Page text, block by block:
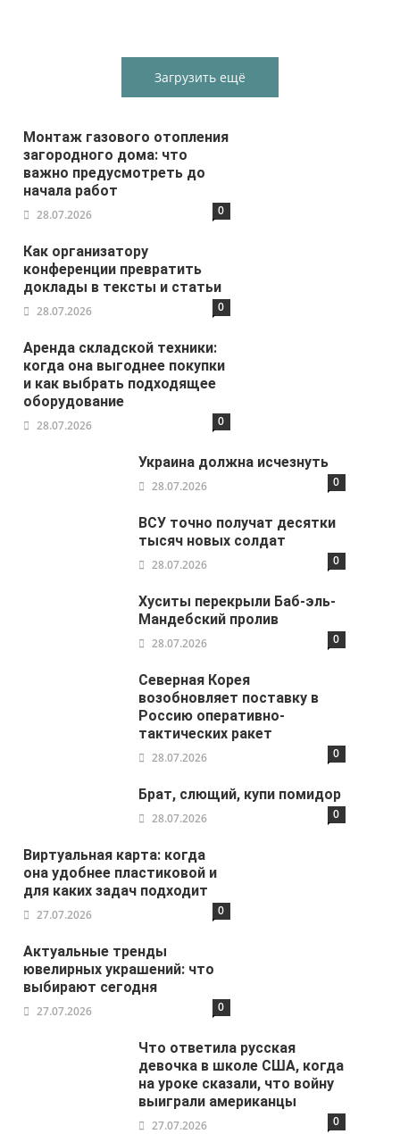
Загрузить ещё
Монтаж газового отопления
загородного дома: что
важно предусмотреть до
начала работ
28.07.2026 0
Как организатору
конференции превратить
доклады в тексты и статьи
28.07.2026 0
Аренда складской техники:
когда она выгоднее покупки
и как выбрать подходящее
оборудование
28.07.2026 0
Украина должна исчезнуть
28.07.2026 0
ВСУ точно получат десятки
тысяч новых солдат
28.07.2026 0
Хуситы перекрыли Баб-эль-
Мандебский пролив
28.07.2026 0
Северная Корея
возобновляет поставку в
Россию оперативно-
тактических ракет
28.07.2026 0
Брат, слющий, купи помидор
28.07.2026 0
Виртуальная карта: когда
она удобнее пластиковой и
для каких задач подходит
27.07.2026 0
Актуальные тренды
ювелирных украшений: что
выбирают сегодня
27.07.2026 0
Что ответила русская
девочка в школе США, когда
на уроке сказали, что войну
выиграли американцы
27.07.2026 0